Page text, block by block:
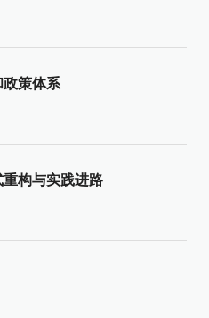
政策体系
构与实践进路